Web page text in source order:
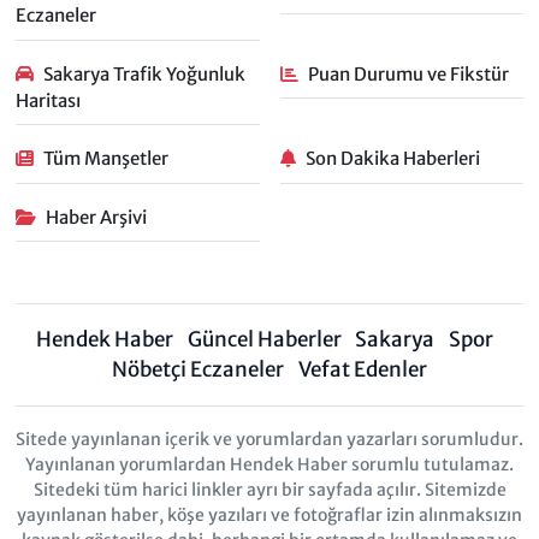
Eczaneler
Sakarya Trafik Yoğunluk
Haritası
Puan Durumu ve Fikstür
Tüm Manşetler Son Dakika Haberleri
Haber Arşivi
Hendek Haber Güncel Haberler Sakarya
Spor
Nöbetçi Eczaneler Vefat Edenler
Sitede yayınlanan içerik ve yorumlardan yazarları sorumludur.
Yayınlanan yorumlardan Hendek Haber sorumlu tutulamaz.
Sitedeki tüm harici linkler ayrı bir sayfada açılır. Sitemizde
yayınlanan haber, köşe yazıları ve fotoğraflar izin alınmaksızın